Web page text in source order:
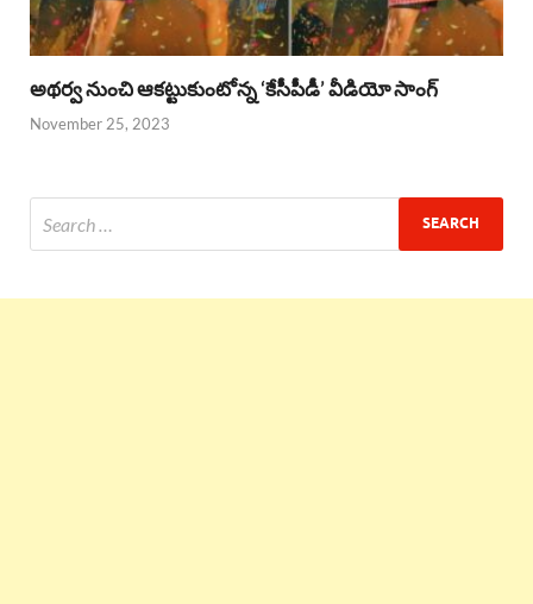
అథర్వ నుంచి ఆకట్టుకుంటోన్న ‘కేసీపీడీ’ వీడియో సాంగ్
November 25, 2023